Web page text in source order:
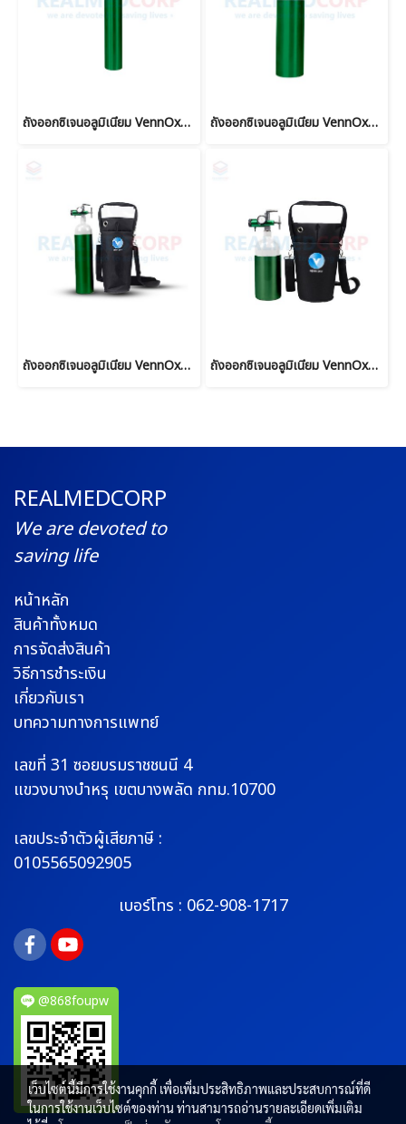
ถังออกซิเจนอลูมิเนียม VennOxy ขนาด 0.7 คิว ถังออกซิเจนอลูมิเนียม VennOxy ขนาด 1.5 คิว
ถังออกซิเจนอลูมิเนียม VennOxy 0.5 คิว ถังออกซิเจนอลูมิเนียม VennOxy 0.25 คิว
REALMEDCORP
We are devoted to
saving life
หน้าหลัก
สินค้าทั้งหมด
การจัดส่งสินค้า
วิธีการชำระเงิน
เกี่ยวกับเรา
บทความทางการแพทย์
เลขที่ 31 ซอยบรมราชชนนี 4
แขวงบางบำหรุ เขตบางพลัด กทม.10700
เลขประจำตัวผู้เสียภาษี :
0105565092905
เบอร์โทร : 062-908-1717
@868foupw
เว็บไซต์นี้มีการใช้งานคุกกี้ เพื่อเพิ่มประสิทธิภาพและประสบการณ์ที่ดี
ในการใช้งานเว็บไซต์ของท่าน ท่านสามารถอ่านรายละเอียดเพิ่มเติม